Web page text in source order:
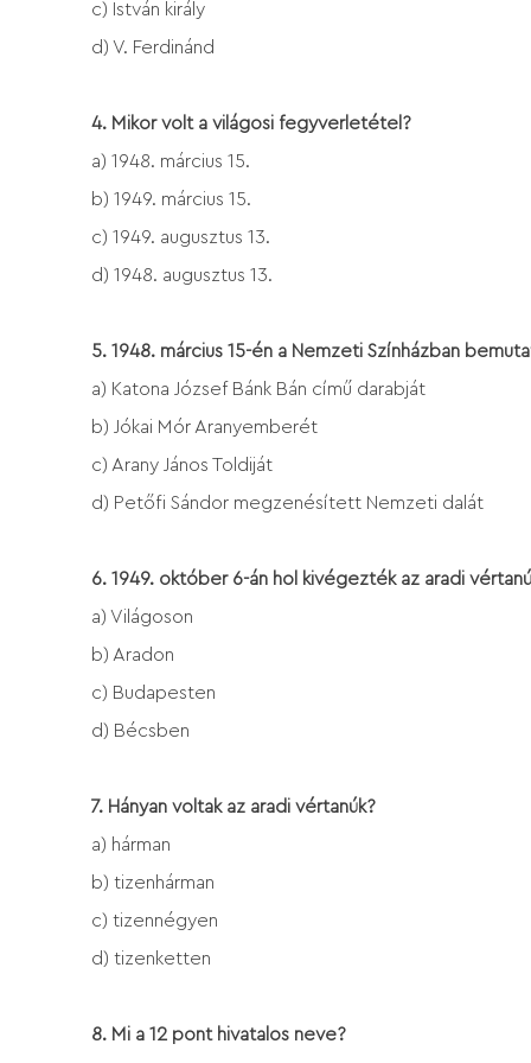
c) István király
d) V. Ferdinánd
4. Mikor volt a világosi fegyverletétel?
a) 1948. március 15.
b) 1949. március 15.
c) 1949. augusztus 13.
d) 1948. augusztus 13.
5. 1948. március 15-én a Nemzeti Színházban
a) Katona József Bánk Bán című darabját
b) Jókai Mór Aranyemberét
c) Arany János Toldiját
d) Petőfi Sándor megzenésített Nemzeti dalát
6. 1949. október 6-án hol kivégezték az aradi
a) Világoson
b) Aradon
c) Budapesten
d) Bécsben
7. Hányan voltak az aradi vértanúk?
a) hárman
b) tizenhárman
c) tizennégyen
d) tizenketten
8. Mi a 12 pont hivatalos neve?